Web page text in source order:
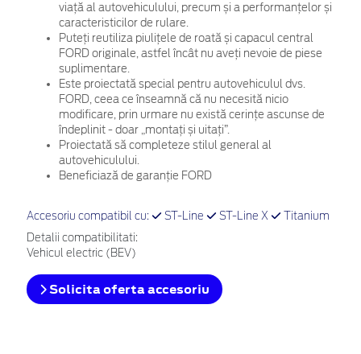
viață al autovehiculului, precum și a performanțelor și
caracteristicilor de rulare.
Puteți reutiliza piulițele de roată și capacul central
FORD originale, astfel încât nu aveți nevoie de piese
suplimentare.
Este proiectată special pentru autovehiculul dvs.
FORD, ceea ce înseamnă că nu necesită nicio
modificare, prin urmare nu există cerințe ascunse de
îndeplinit - doar „montați și uitați”.
Proiectată să completeze stilul general al
autovehiculului.
Beneficiază de garanție FORD
Accesoriu compatibil cu: ST-Line ST-Line X Titanium
Detalii compatibilitati:
Vehicul electric (BEV)
Solicita oferta accesoriu